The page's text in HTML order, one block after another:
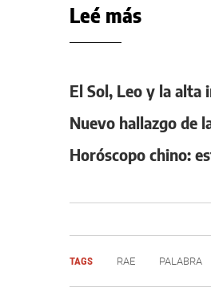
Leé más
El Sol, Leo y la alta
Nuevo hallazgo de
Horóscopo chino:
TAGS RAE PALABRA